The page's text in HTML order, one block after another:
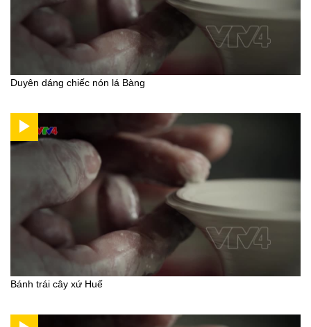
Duyên dáng chiếc nón lá Bàng
Bánh trái cây xứ Huế